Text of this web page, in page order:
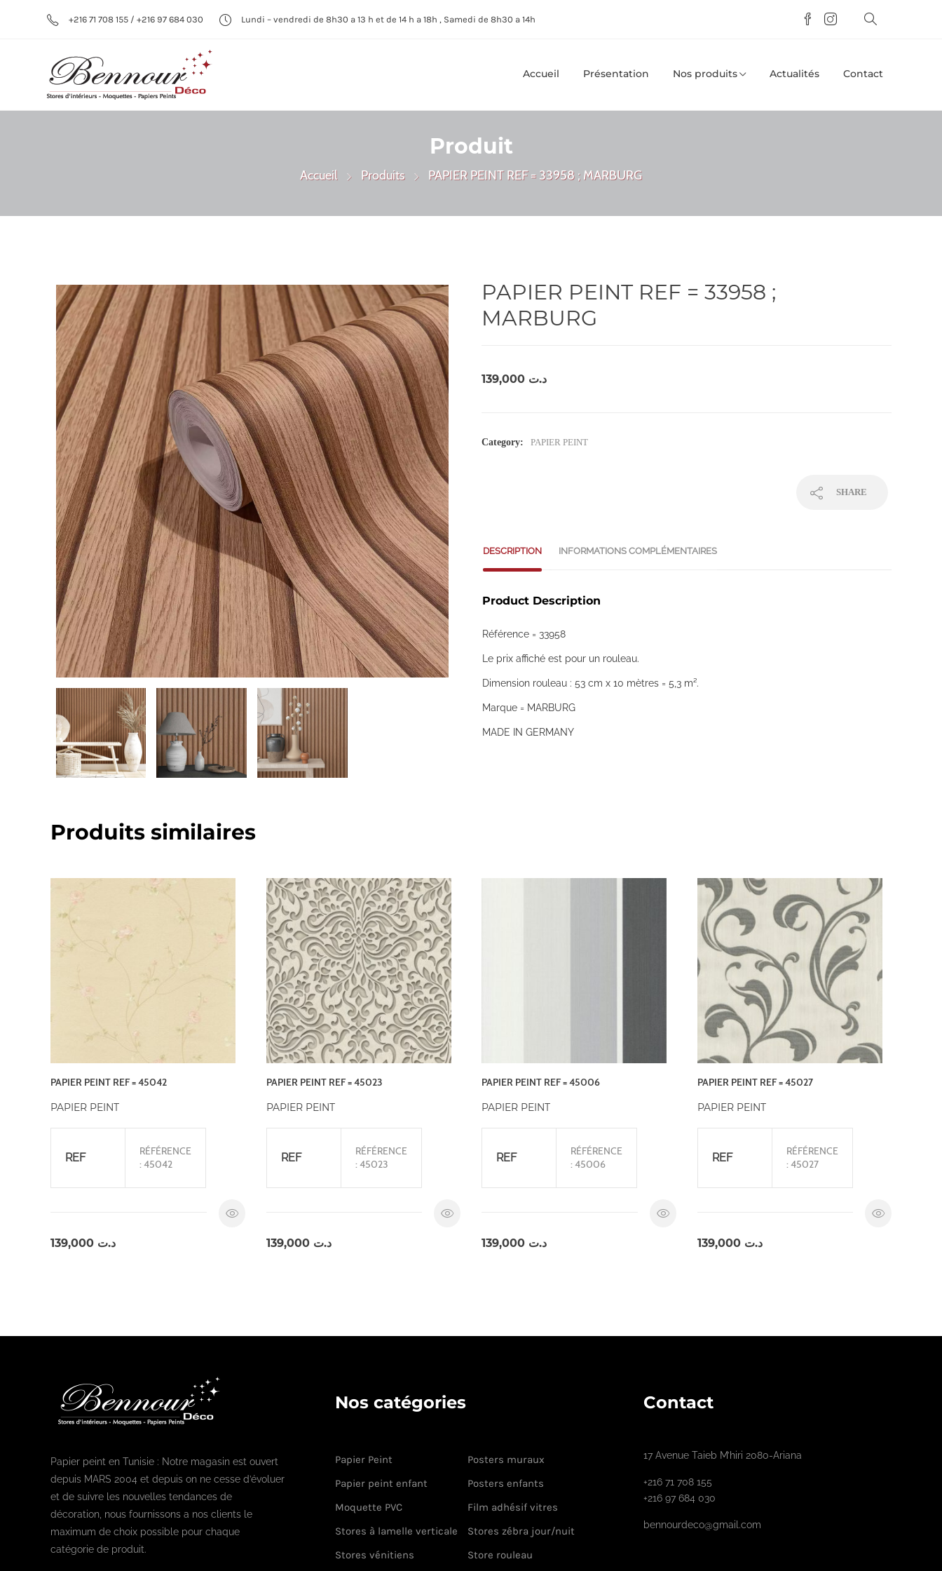
+216 71 708 155 / +216 97 684 030 Lundi – vendredi de 8h30 a 13 h et de 14 h a 18h , Samedi de 8h30 a 14h
Accueil Présentation Nos produits Actualités Contact
Produit
Accueil Produits PAPIER PEINT REF = 33958 ; MARBURG
PAPIER PEINT REF = 33958 ;
MARBURG
د.ت
Category: PAPIER PEINT
SHARE
DESCRIPTION INFORMATIONS COMPLÉMENTAIRES
Product Description
Référence = 33958
Le prix affiché est pour un rouleau.
Dimension rouleau : 53 cm x 10 mètres = 5,3 m².
Marque = MARBURG
MADE IN GERMANY
Produits similaires
PAPIER PEINT REF = 45042
PAPIER PEINT
REF
RÉFÉRENCE
: 45042
د.ت
PAPIER PEINT REF = 45023
PAPIER PEINT
REF
RÉFÉRENCE
: 45023
د.ت 139,000
PAPIER PEINT REF = 45006
PAPIER PEINT
REF
RÉFÉRENCE
: 45006
د.ت
PAPIER PEINT REF = 45027
PAPIER PEINT
REF
RÉFÉRENCE
: 45027
د.ت 139,000
Papier peint en Tunisie : Notre magasin est ouvert
depuis MARS 2004 et depuis on ne cesse d’évoluer
et de suivre les nouvelles tendances de
décoration, nous fournissons a nos clients le
maximum de choix possible pour chaque
catégorie de produit.
Nos catégories
Papier Peint
Posters muraux
Papier peint enfant
Posters enfants
Moquette PVC
Film adhésif vitres
Stores à lamelle verticale
Stores zébra jour/nuit
Stores vénitiens
Store rouleau
Contact
17 Avenue Taieb M’hiri 2080-Ariana
+216 71 708 155
+216 97 684 030
bennourdeco@gmail.com